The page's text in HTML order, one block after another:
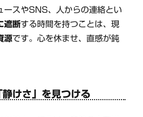
ースやSNS、人からの連絡とい
遮断する時間を持つことは、現
源です。心を休ませ、直感が鈍
けさ」を見つける